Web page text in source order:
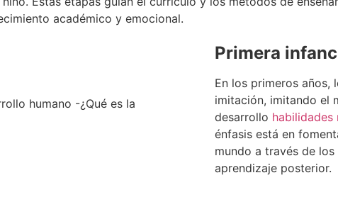
académico y emocional.
Primera
En los primeros años,
imitación, imitando el
desarrollo habilidades
énfasis está en
mundo a través de
aprendizaje posterior.